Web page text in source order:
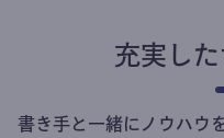
充実し
書き手と一緒にノウハウ